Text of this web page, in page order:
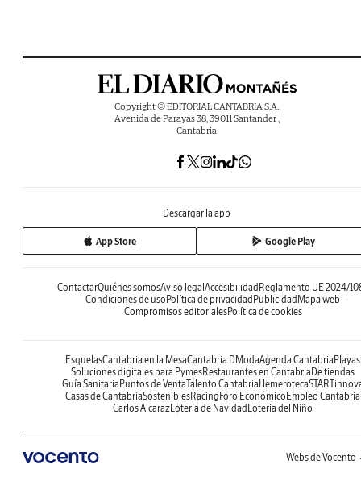
Copyright © EDITORIAL CANTABRIA S.A.
Avenida de Parayas 38, 39011 Santander ,
Cantabria
Descargar la app
App Store Google Play
ContactarQuiénes somosAviso legal Accesibilidad Reglamento UE 2024/
Condiciones de uso Política de privacidad Publicidad Mapa web
Compromisos editorialesPolítica de cookies
EsquelasCantabria en la MesaCantabria DModaAgenda Cantabria Playas
Soluciones digitales para PymesRestaurantes en Cantabria De tiendas
Guía Sanitaria Puntos de VentaTalento Cantabria Hemeroteca
Casas de CantabriaSosteniblesRacing Foro Económico Empleo Cantabria
Carlos AlcarazLotería de Navidad Lotería del Niño
Webs de Vocento